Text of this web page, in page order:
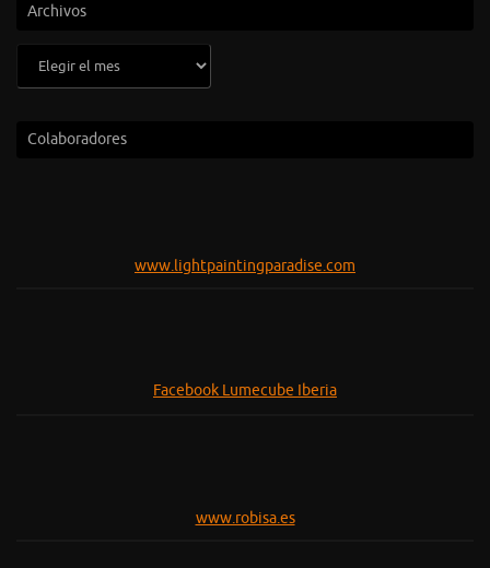
Archivos
Colaboradores
www.lightpaintingparadise.com
Facebook Lumecube Iberia
www.robisa.es